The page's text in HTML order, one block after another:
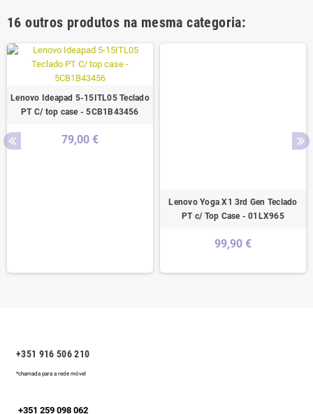
16 outros produtos na mesma categoria:
Lenovo Ideapad 5-15ITL05 Teclado
PT C/ top case - 5CB1B43456
79,00 €
Lenovo Yoga X1 3rd Gen Teclado
PT c/ Top Case - 01LX965
99,90 €
+351 916 506 210
*chamada para a rede móvel
+351 259 098 062